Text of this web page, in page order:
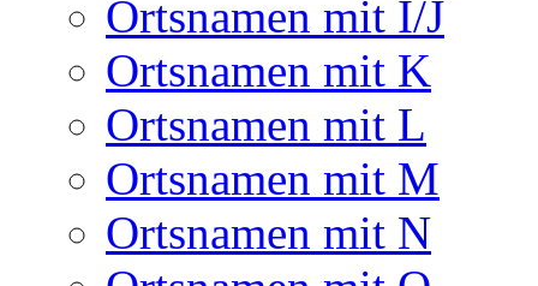
Ortsnamen mit I/J
Ortsnamen mit K
Ortsnamen mit L
Ortsnamen mit M
Ortsnamen mit N